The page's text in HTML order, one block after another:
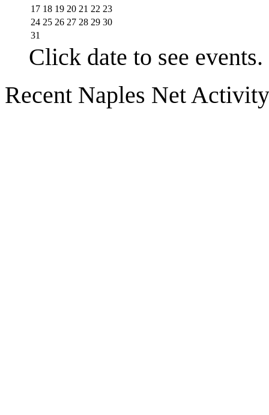
17 18 19 20 21 22 23
24 25 26 27 28 29 30
31
Click date to see events.
Recent Naples Net Activity